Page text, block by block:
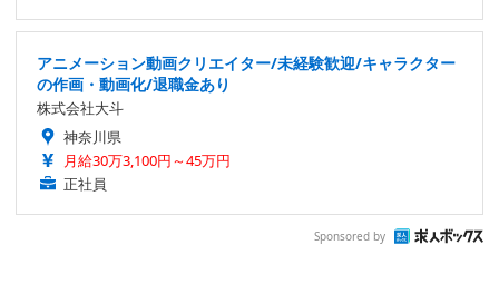
アニメーション動画クリエイター/未経験歓迎/キャラクター
の作画・動画化/退職金あり
株式会社大斗
神奈川県
月給30万3,100円～45万円
正社員
Sponsored by